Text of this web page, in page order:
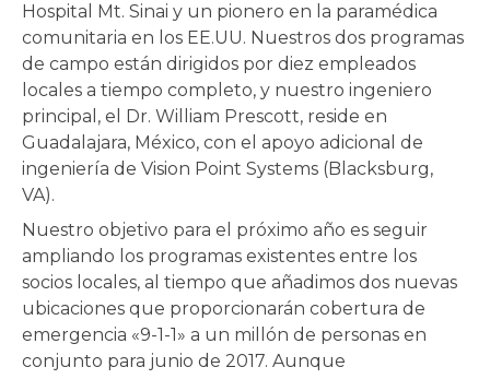
Hospital Mt. Sinai y un pionero en la paramédica
comunitaria en los EE.UU. Nuestros dos programas
de campo están dirigidos por diez empleados
locales a tiempo completo, y nuestro ingeniero
principal, el Dr. William Prescott, reside en
Guadalajara, México, con el apoyo adicional de
ingeniería de Vision Point Systems (Blacksburg,
VA).
Nuestro objetivo para el próximo año es seguir
ampliando los programas existentes entre los
socios locales, al tiempo que añadimos dos nuevas
ubicaciones que proporcionarán cobertura de
emergencia «9-1-1» a un millón de personas en
conjunto para junio de 2017. Aunque